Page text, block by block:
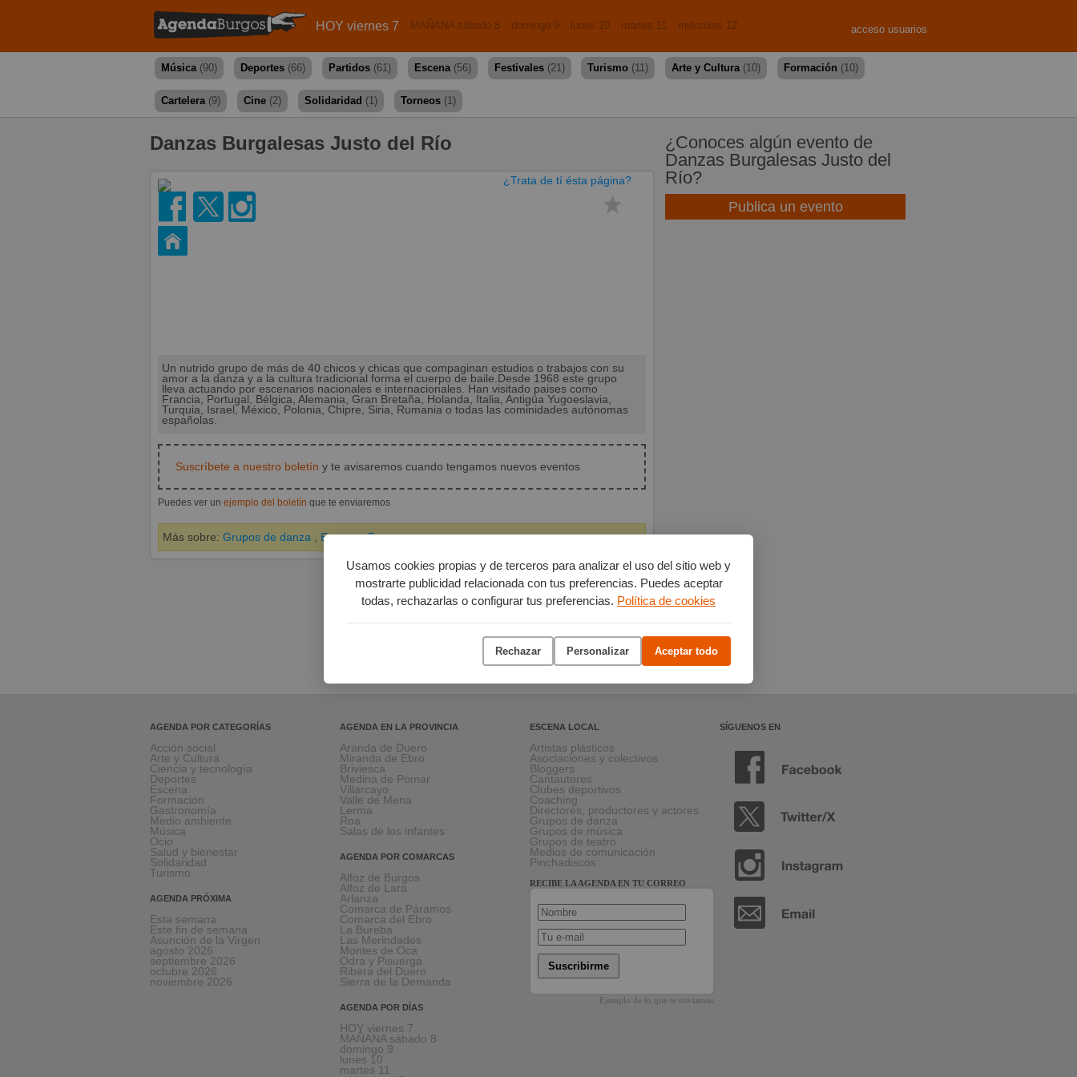
Usamos cookies propias y de terceros para analizar el uso del sitio web y
mostrarte publicidad relacionada con tus preferencias. Puedes aceptar
todas, rechazarlas o configurar tus preferencias. Política de cookies
Rechazar Personalizar Aceptar todo
acceso usuarios
HOY viernes 7 MAÑANA sábado 8 domingo 9 lunes 10 martes 11 miércoles 12
Música (90) Deportes (66) Partidos (61) Escena (56) Festivales (21) Turismo (11) Arte y Cultura (10) Formación (10)
Cartelera (9) Cine (2) Solidaridad (1) Torneos (1)
Danzas Burgalesas Justo del Río
¿Trata de tí ésta página?
Un nutrido grupo de más de 40 chicos y chicas que compaginan estudios o trabajos con su
amor a la danza y a la cultura tradicional forma el cuerpo de baile.Desde 1968 este grupo
lleva actuando por escenarios nacionales e internacionales. Han visitado paises como
Francia, Portugal, Bélgica, Alemania, Gran Bretaña, Holanda, Italia, Antigüa Yugoeslavia,
Turquia, Israel, México, Polonia, Chipre, Siria, Rumania o todas las cominidades autónomas
españolas.
Suscríbete a nuestro boletín y te avisaremos cuando tengamos nuevos eventos
Puedes ver un ejemplo del boletín que te enviaremos
Más sobre: Grupos de danza , Escena,Burgos
¿Conoces algún evento de
Danzas Burgalesas Justo del
Río?
Publica un evento
AGENDA POR CATEGORÍAS
Acción social
Arte y Cultura
Ciencia y tecnología
Deportes
Escena
Formación
Gastronomía
Medio ambiente
Música
Ocio
Salud y bienestar
Solidaridad
Turismo
AGENDA PRÓXIMA
Esta semana
Este fin de semana
Asunción de la Virgen
agosto 2026
septiembre 2026
octubre 2026
noviembre 2026
AGENDA EN LA PROVINCIA
Aranda de Duero
Miranda de Ebro
Briviesca
Medina de Pomar
Villarcayo
Valle de Mena
Lerma
Roa
Salas de los infantes
AGENDA POR COMARCAS
Alfoz de Burgos
Alfoz de Lara
Arlanza
Comarca de Páramos
Comarca del Ebro
La Bureba
Las Merindades
Montes de Oca
Odra y Pisuerga
Ribera del Duero
Sierra de la Demanda
AGENDA POR DÍAS
HOY viernes 7
MAÑANA sábado 8
domingo 9
lunes 10
martes 11
ESCENA LOCAL
Artistas plásticos
Asociaciones y colectivos
Bloggers
Cantautores
Clubes deportivos
Coaching
Directores, productores y actores
Grupos de danza
Grupos de música
Grupos de teatro
Medios de comunicación
Pinchadiscos
RECIBE LA AGENDA EN TU CORREO
Suscribirme
Ejemplo de lo que te enviamos
SÍGUENOS EN